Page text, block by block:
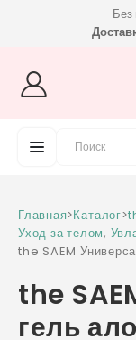
Без
Главная>Каталог>
Уход за телом,
the SAEM
the
гель